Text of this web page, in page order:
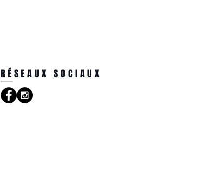
RÉSEAUX SOCIAUX